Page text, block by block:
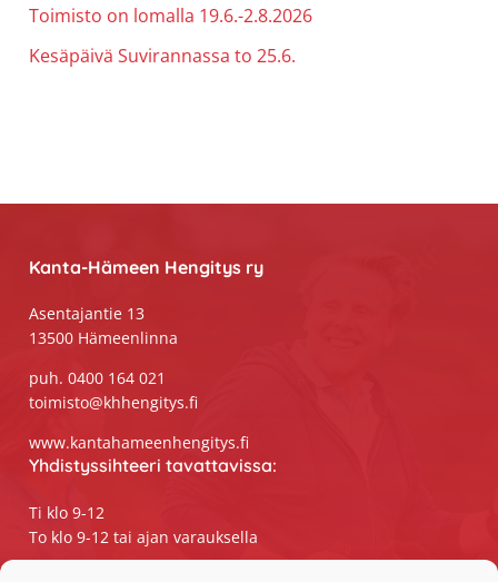
Toimisto on lomalla 19.6.-2.8.2026
Kesäpäivä Suvirannassa to 25.6.
Kanta-Hämeen Hengitys ry
Asentajantie 13
13500 Hämeenlinna
puh. 0400 164 021
toimisto@khhengitys.fi
www.kantahameenhengitys.fi
Yhdistyssihteeri tavattavissa:
Ti klo 9-12
To klo 9-12 tai ajan varauksella